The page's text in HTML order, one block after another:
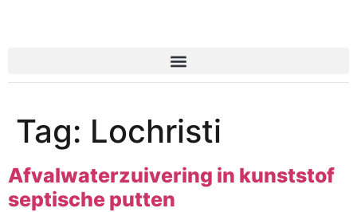
Tag: Lochristi
Afvalwaterzuivering in kunststof
septische putten